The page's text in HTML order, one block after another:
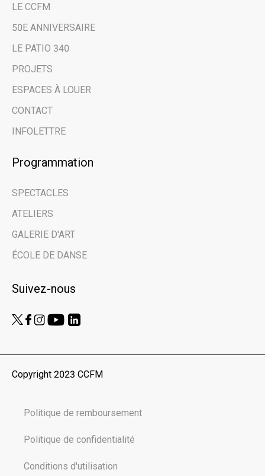
LE CCFM
50E ANNIVERSAIRE
LE PATIO 340
PROJETS
ESPACES À LOUER
CONTACT
INFOLETTRE
Programmation
SPECTACLES
ATELIERS
GALERIE D'ART
ÉCOLE DE DANSE
Suivez-nous
Copyright 2023 CCFM
Politique de remboursement
Politique de confidentialité
Conditions d'utilisation
Restez au courant
des dernières
nouvelles et des
évènements à venir
grâce à notre
infolettre.
Email address
Nom de famille | Last Name
Nom de votre organisme | Name of your
organization
Vous êtes ici en tant que… | You are here
as...
Médias | Press